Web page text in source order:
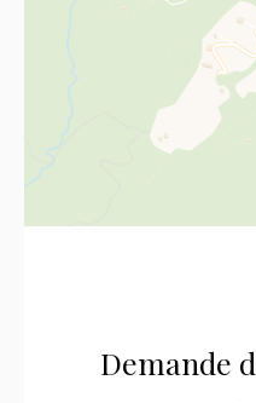
Demande